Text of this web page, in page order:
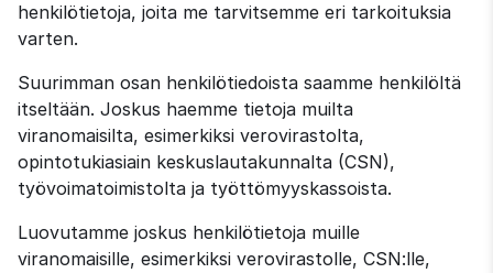
henkilötietoja, joita me tarvitsemme eri tarkoituksia
varten.
Suurimman osan henkilötiedoista saamme henkilöltä
itseltään. Joskus haemme tietoja muilta
viranomaisilta, esimerkiksi verovirastolta,
opintotukiasiain keskuslautakunnalta (CSN),
työvoimatoimistolta ja työttömyyskassoista.
Luovutamme joskus henkilötietoja muille
viranomaisille, esimerkiksi verovirastolle, CSN:lle,